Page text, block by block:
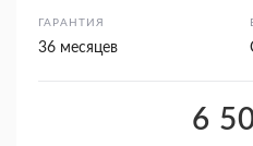
ГАРАНТИЯ
36 месяцев
6